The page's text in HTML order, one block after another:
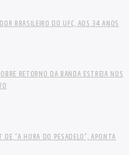
BRASILEIRO DO UFC, AOS 34 ANOS
RETORNO DA BANDA ESTREIA NOS
DE “A HORA DO PESADELO”, APONTA